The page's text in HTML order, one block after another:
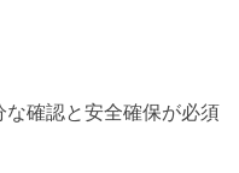
確認と安全確保が必須